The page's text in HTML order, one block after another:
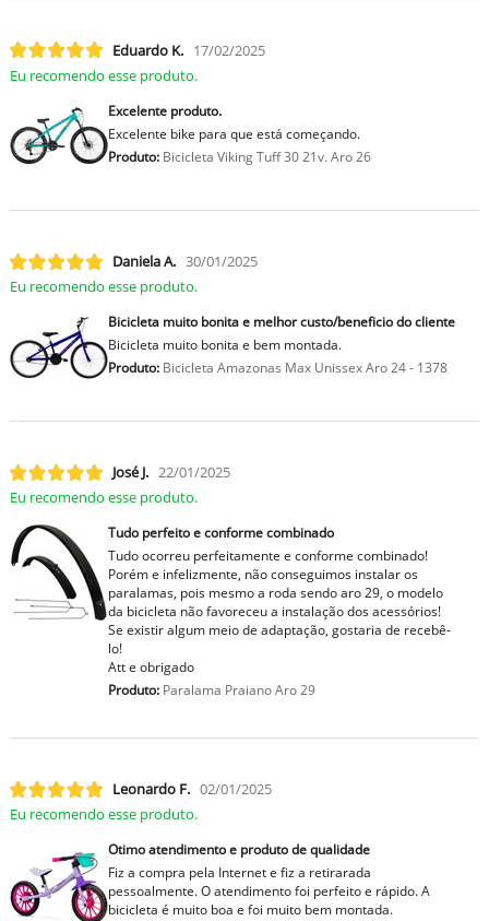
Eduardo K. 17/02/2025
Eu recomendo esse produto.
Excelente produto.
Excelente bike para que está começando.
Produto:Bicicleta Viking Tuff 30 21v. Aro 26
Daniela A. 30/01/2025
Eu recomendo esse produto.
Bicicleta muito bonita e melhor custo/beneficio do cliente
Bicicleta muito bonita e bem montada.
Produto:Bicicleta Amazonas Max Unissex Aro 24 - 1378
José J. 22/01/2025
Eu recomendo esse produto.
Tudo perfeito e conforme combinado
Tudo ocorreu perfeitamente e conforme combinado!
Porém e infelizmente, não conseguimos instalar os
paralamas, pois mesmo a roda sendo aro 29, o modelo
da bicicleta não favoreceu a instalação dos acessórios!
Se existir algum meio de adaptação, gostaria de recebê-
lo!
Att e obrigado
Produto:Paralama Praiano Aro 29
Leonardo F. 02/01/2025
Eu recomendo esse produto.
Otimo atendimento e produto de qualidade
Fiz a compra pela Internet e fiz a retirarada
pessoalmente. O atendimento foi perfeito e rápido. A
bicicleta é muito boa e foi muito bem montada.